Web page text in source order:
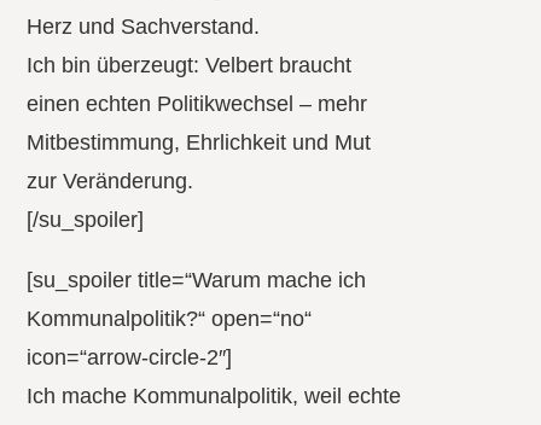
Herz und Sachverstand.
Ich bin überzeugt: Velbert braucht
einen echten Politikwechsel – mehr
Mitbestimmung, Ehrlichkeit und Mut
zur Veränderung.
[/su_spoiler]
[su_spoiler title=“Warum mache ich
Kommunalpolitik?“ open=“no“
icon=“arrow-circle-2″]
Ich mache Kommunalpolitik, weil echte